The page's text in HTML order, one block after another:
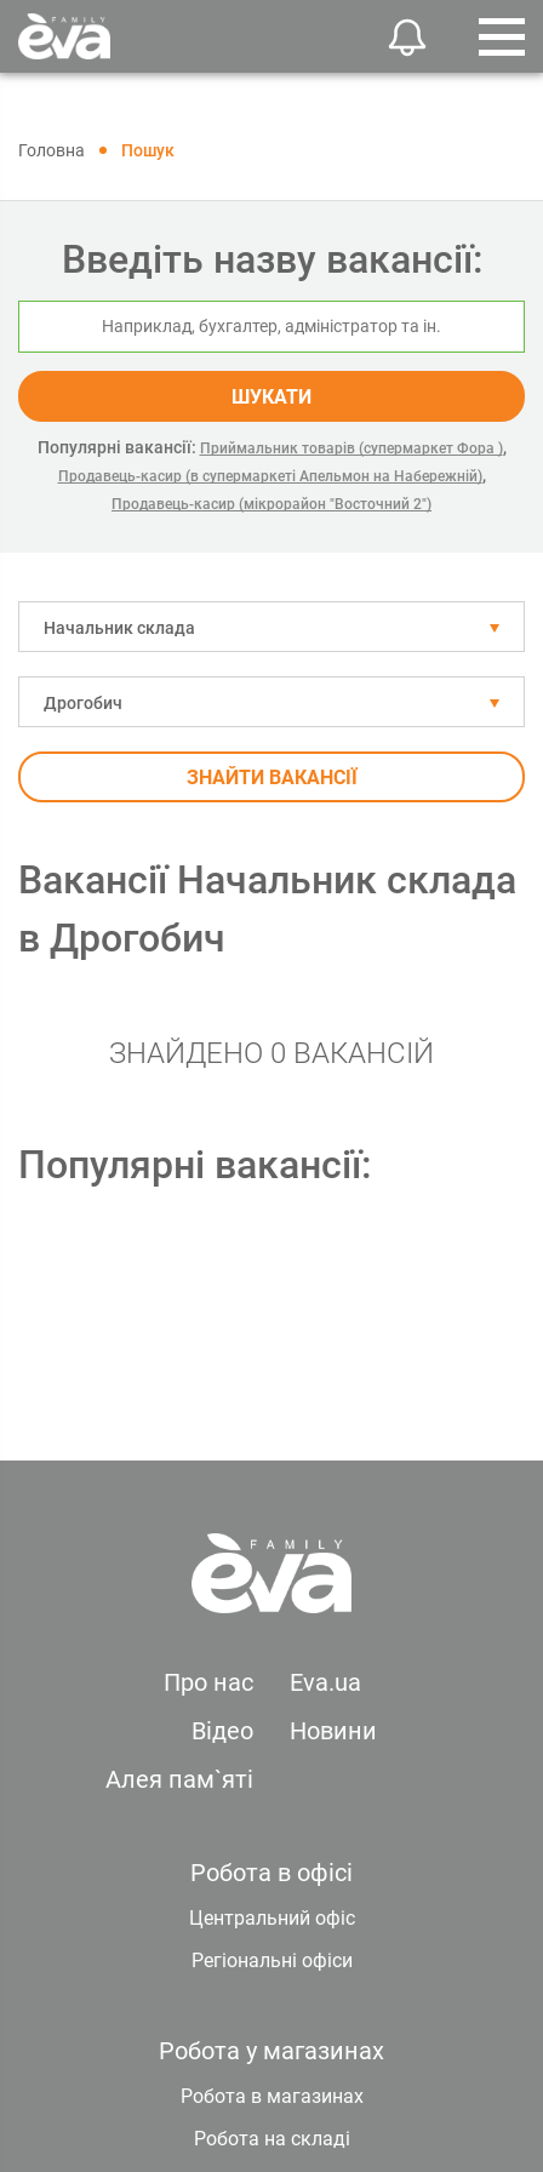
Головна Пошук
Введіть назву вакансії:
ШУКАТИ
Популярні вакансії: Приймальник товарів (супермаркет Фора ),
Продавець-касир (в супермаркеті Апельмон на Набережній),
Продавець-касир (мікрорайон "Восточний 2")
Начальник склада
Дрогобич
ЗНАЙТИ ВАКАНСІЇ
Вакансії Начальник склада
в Дрогобич
ЗНАЙДЕНО 0 ВАКАНСІЙ
Популярні вакансії:
Про нас
Eva.ua
Відео
Новини
Алея пам`яті
Робота в офісі
Центральний офіс
Регіональні офіси
Робота у магазинах
Робота в магазинах
Робота на складі